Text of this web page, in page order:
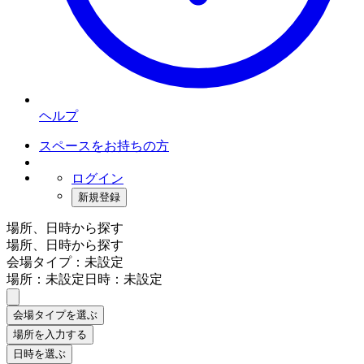
ヘルプ
スペースをお持ちの方
ログイン
新規登録
場所、日時から探す
場所、日時から探す
会場タイプ：未設定
場所：未設定日時：未設定
会場タイプを選ぶ
場所を入力する
日時を選ぶ